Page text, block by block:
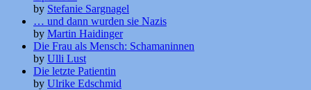
by Stefanie Sargnagel
… und dann wurden sie Nazis
by Martin Haidinger
Die Frau als Mensch: Schamaninnen
by Ulli Lust
Die letzte Patientin
by Ulrike Edschmid